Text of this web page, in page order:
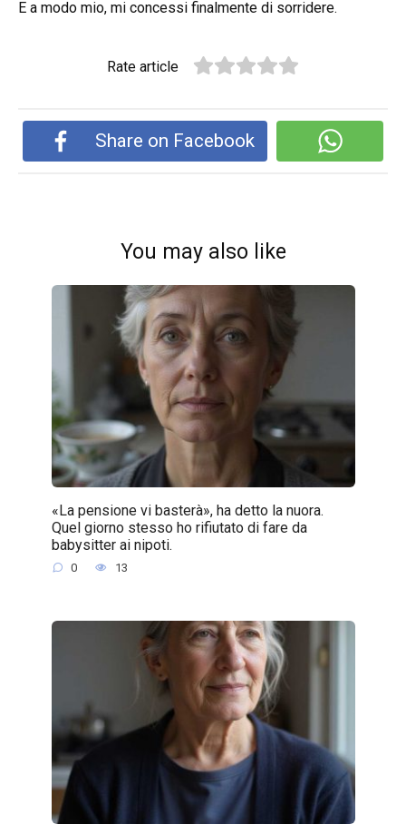
E a modo mio, mi concessi finalmente di sorridere.
Rate article
Share on Facebook
You may also like
«La pensione vi basterà», ha detto la nuora.
Quel giorno stesso ho rifiutato di fare da
babysitter ai nipoti.
0 13